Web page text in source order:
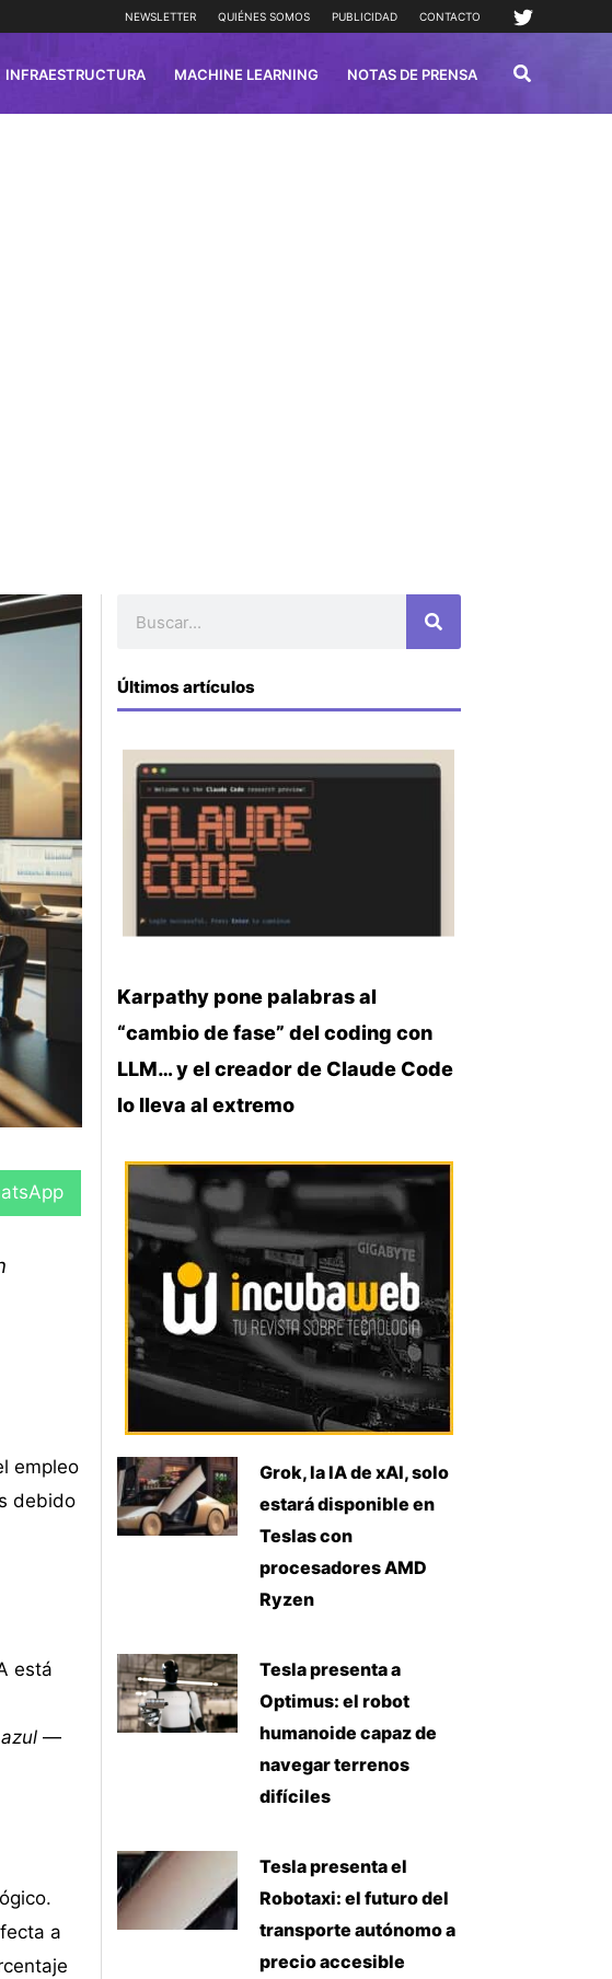
NEWSLETTER QUIÉNES SOMOS PUBLICIDAD CONTACTO
INFRAESTRUCTURA MACHINE LEARNING NOTAS DE PRENSA
empleo
debido
está
—
a
Últimos artículos
Karpathy pone palabras al
“cambio de fase” del coding con
LLM… y el creador de Claude Code
lo lleva al extremo
Grok, la IA de xAI, solo
estará disponible en
Teslas con
procesadores AMD
Ryzen
Tesla presenta a
Optimus: el robot
humanoide capaz de
navegar terrenos
difíciles
Tesla presenta el
Robotaxi: el futuro del
transporte autónomo a
precio accesible